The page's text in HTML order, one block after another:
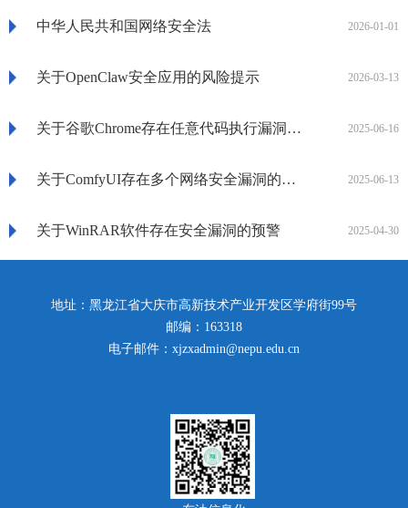
2026-01-01
中华人民共和国网络安全法
2026-03-13
关于OpenClaw安全应用的风险提示
2025-06-16
关于谷歌Chrome存在任意代码执行漏洞的风险提示
2025-06-13
关于ComfyUI存在多个网络安全漏洞的风险提示
2025-04-30
关于WinRAR软件存在安全漏洞的预警
地址：黑龙江省大庆市高新技术产业开发区学府街99号
邮编：163318
电子邮件：xjzxadmin@nepu.edu.cn